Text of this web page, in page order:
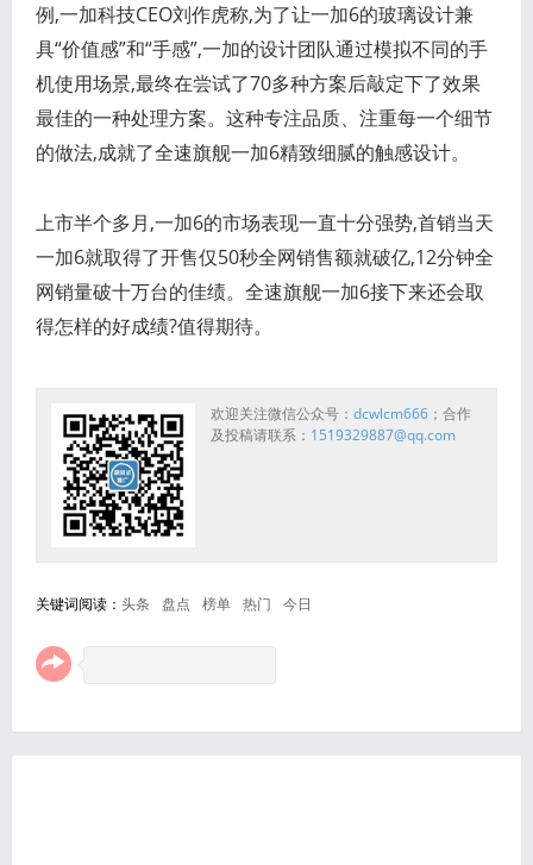
例,一加科技CEO刘作虎称,为了让一加6的玻璃设计兼
具“价值感”和“手感”,一加的设计团队通过模拟不同的手
机使用场景,最终在尝试了70多种方案后敲定下了效果
最佳的一种处理方案。这种专注品质、注重每一个细节
的做法,成就了全速旗舰一加6精致细腻的触感设计。
上市半个多月,一加6的市场表现一直十分强势,首销当天
一加6就取得了开售仅50秒全网销售额就破亿,12分钟全
网销量破十万台的佳绩。全速旗舰一加6接下来还会取
得怎样的好成绩?值得期待。
欢迎关注微信公众号： dcwlcm666；合作
及投稿请联系： 1519329887@qq.com
关键词阅读： 头条 盘点 榜单 热门 今日